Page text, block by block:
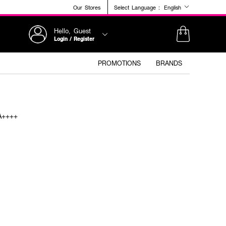
Our Stores Select Language : English
Hello, Guest
Login / Register
PROMOTIONS BRANDS